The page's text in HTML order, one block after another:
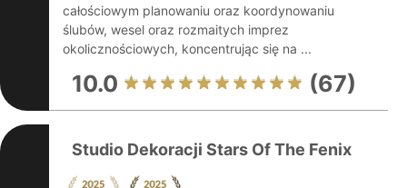
całościowym planowaniu oraz koordynowaniu
ślubów, wesel oraz rozmaitych imprez
okolicznościowych, koncentrując się na ...
10.0 (67)
Studio Dekoracji Stars Of The Fenix